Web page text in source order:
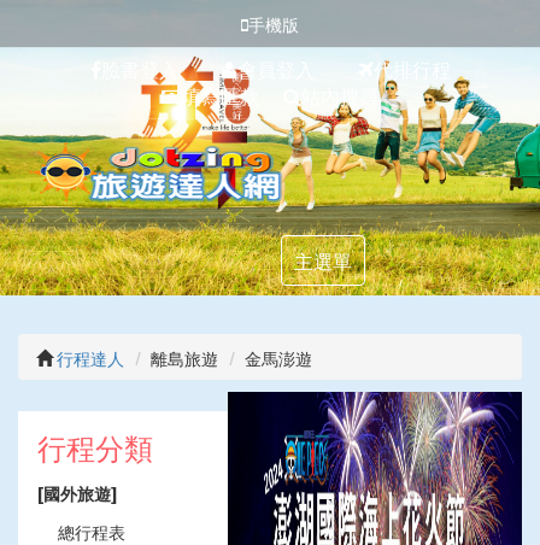
手機版
臉書登入 會員登入
代排行程
填寫匯款
主選單
行程達人 離島旅遊 金馬澎遊
行程分類
[國外旅遊]
總行程表
張
下
一
張